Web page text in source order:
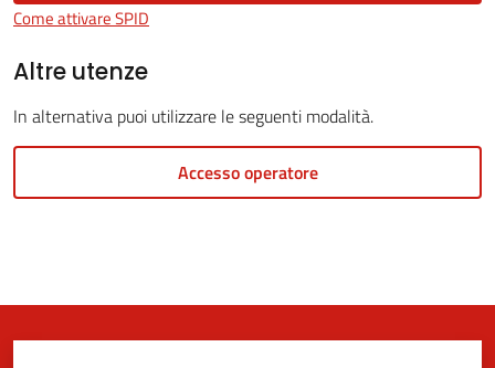
on-
gli
Come attivare SPID
Altre utenze
In alternativa puoi utilizzare le seguenti modalità.
Accesso operatore